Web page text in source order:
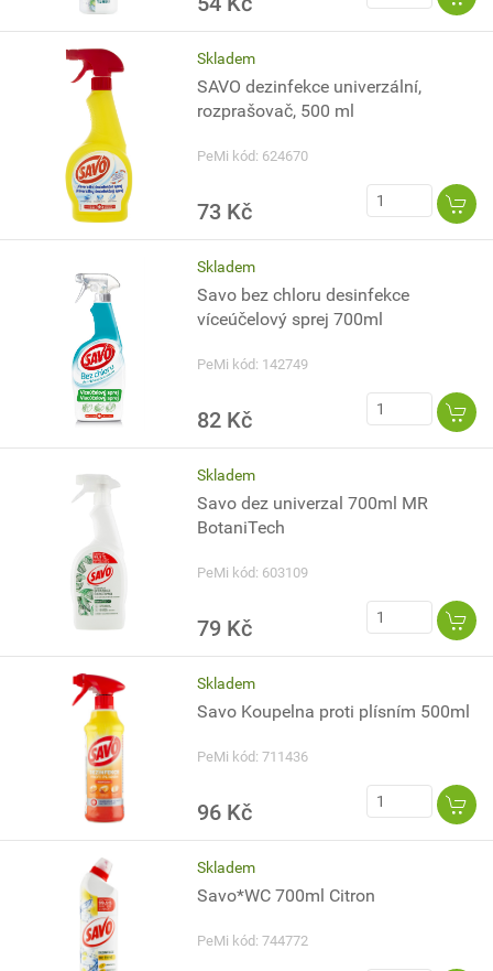
Skladem
SAVO dezinfekce univerzální,
rozprašovač, 500 ml
PeMi kód: 624670
73 Kč
Skladem
Savo bez chloru desinfekce
víceúčelový sprej 700ml
PeMi kód: 142749
82 Kč
Skladem
Savo dez univerzal 700ml MR
BotaniTech
PeMi kód: 603109
79 Kč
Skladem
Savo Koupelna proti plísním 500ml
PeMi kód: 711436
96 Kč
Skladem
Savo*WC 700ml Citron
PeMi kód: 744772